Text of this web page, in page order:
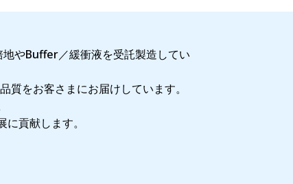
やBuffer／緩衝液を受託製造してい
をお客さまにお届けしています。
貢献します。